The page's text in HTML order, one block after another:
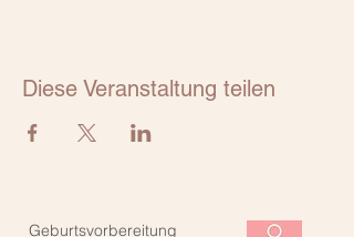
Diese Veranstaltung teilen
Geburtsvorbereitung